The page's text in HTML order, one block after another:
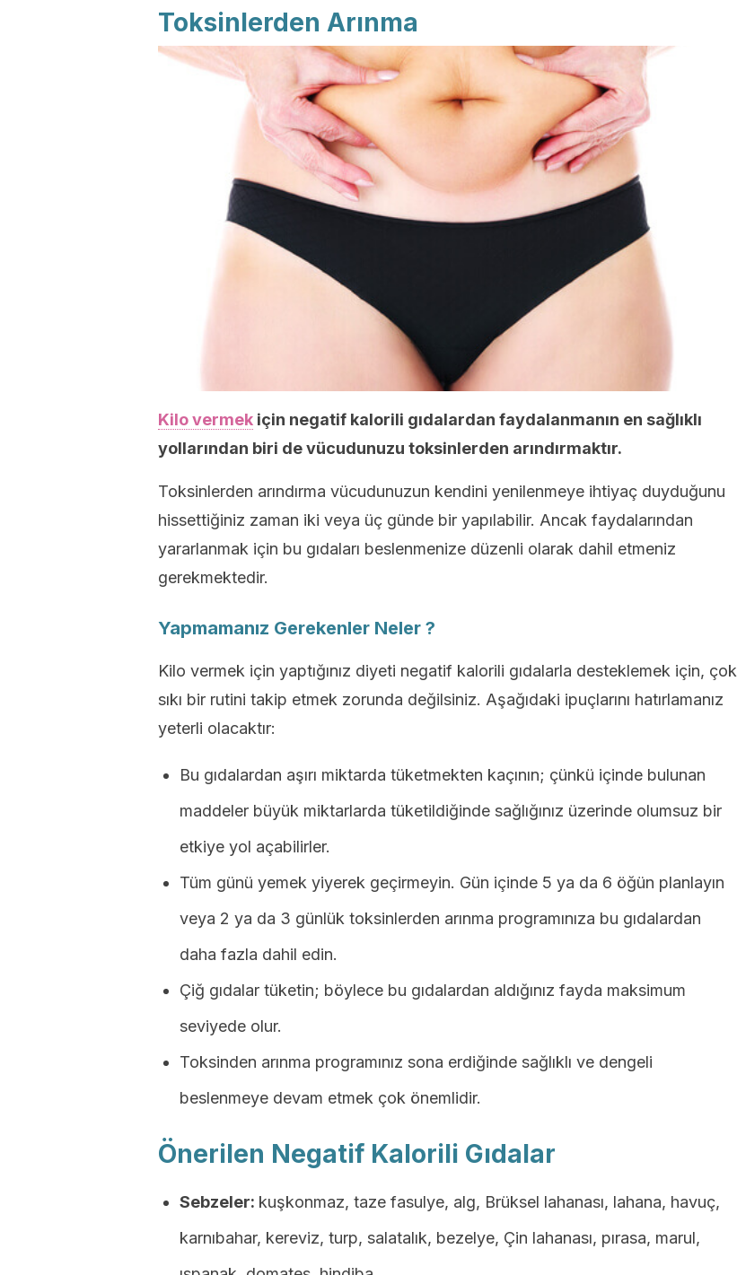
Toksinlerden Arınma
Kilo vermek için negatif kalorili gıdalardan faydalanmanın en sağlıklı
yollarından biri de vücudunuzu toksinlerden arındırmaktır.
Toksinlerden arındırma vücudunuzun kendini yenilenmeye ihtiyaç duyduğunu
hissettiğiniz zaman iki veya üç günde bir yapılabilir. Ancak faydalarından
yararlanmak için bu gıdaları beslenmenize düzenli olarak dahil etmeniz
gerekmektedir.
Yapmamanız Gerekenler Neler ?
Kilo vermek için yaptığınız diyeti negatif kalorili gıdalarla desteklemek için, çok
sıkı bir rutini takip etmek zorunda değilsiniz. Aşağıdaki ipuçlarını hatırlamanız
yeterli olacaktır:
Bu gıdalardan aşırı miktarda tüketmekten kaçının; çünkü içinde bulunan
maddeler büyük miktarlarda tüketildiğinde sağlığınız üzerinde olumsuz bir
etkiye yol açabilirler.
Tüm günü yemek yiyerek geçirmeyin. Gün içinde 5 ya da 6 öğün planlayın
veya 2 ya da 3 günlük toksinlerden arınma programınıza bu gıdalardan
daha fazla dahil edin.
Çiğ gıdalar tüketin; böylece bu gıdalardan aldığınız fayda maksimum
seviyede olur.
Toksinden arınma programınız sona erdiğinde sağlıklı ve dengeli
beslenmeye devam etmek çok önemlidir.
Önerilen Negatif Kalorili Gıdalar
Sebzeler: kuşkonmaz, taze fasulye, alg, Brüksel lahanası, lahana, havuç,
karnıbahar, kereviz, turp, salatalık, bezelye, Çin lahanası, pırasa, marul,